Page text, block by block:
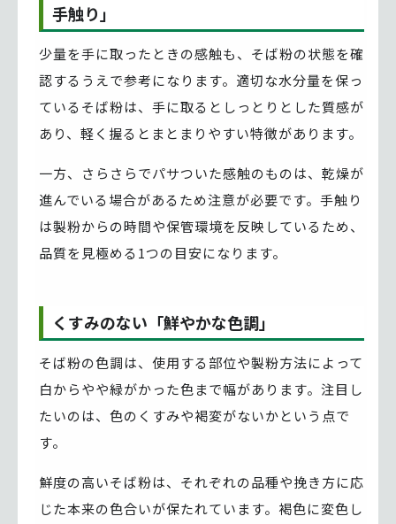
手触り」
少量を手に取ったときの感触も、そば粉の状態を確
認するうえで参考になります。適切な水分量を保っ
ているそば粉は、手に取るとしっとりとした質感が
あり、軽く握るとまとまりやすい特徴があります。
一方、さらさらでパサついた感触のものは、乾燥が
進んでいる場合があるため注意が必要です。手触り
は製粉からの時間や保管環境を反映しているため、
品質を見極める1つの目安になります。
くすみのない「鮮やかな色調」
そば粉の色調は、使用する部位や製粉方法によって
白からやや緑がかった色まで幅があります。注目し
たいのは、色のくすみや褐変がないかという点で
す。
鮮度の高いそば粉は、それぞれの品種や挽き方に応
じた本来の色合いが保たれています。褐色に変色し